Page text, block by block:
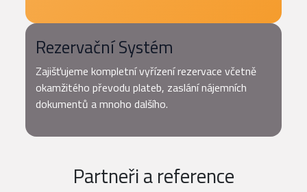
Rezervační Systém
Zajišťujeme kompletní vyřízení rezervace včetně
okamžitého převodu plateb, zaslání nájemních
dokumentů a mnoho dalšího.
Partneři a reference